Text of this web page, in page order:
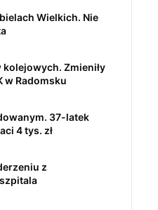
Wielkich. Nie
Zmieniły
w Radomsku
37-latek
4 tys. zł
z